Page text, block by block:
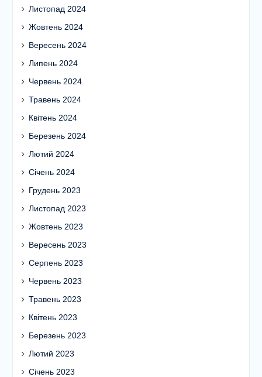
Листопад 2024
Жовтень 2024
Вересень 2024
Липень 2024
Червень 2024
Травень 2024
Квітень 2024
Березень 2024
Лютий 2024
Січень 2024
Грудень 2023
Листопад 2023
Жовтень 2023
Вересень 2023
Серпень 2023
Червень 2023
Травень 2023
Квітень 2023
Березень 2023
Лютий 2023
Січень 2023